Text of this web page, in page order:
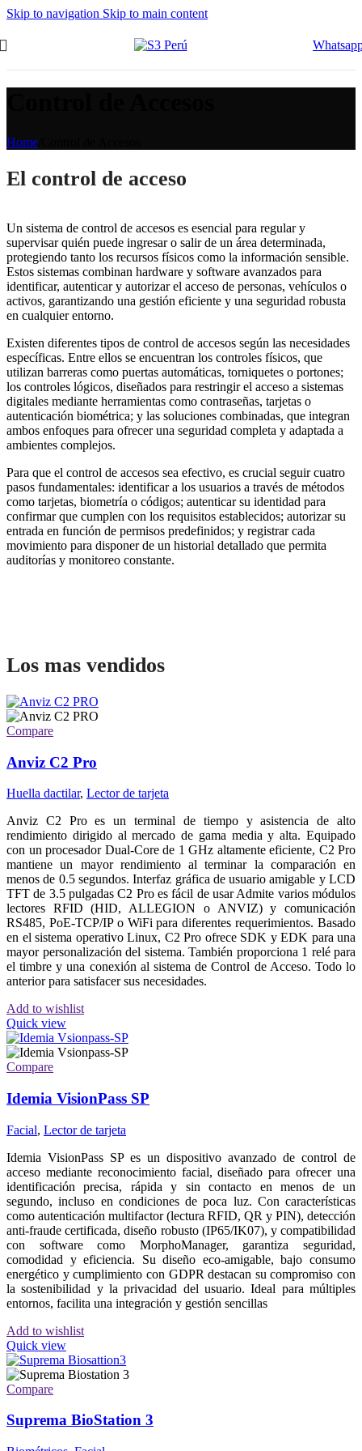
Skip to navigation Skip to main content
Home
El control de acceso
Un sistema de control de accesos es esencial para regular y
supervisar quién puede ingresar o salir de un área determinada,
protegiendo tanto los recursos físicos como la información sensible.
Estos sistemas combinan hardware y software avanzados para
identificar, autenticar y autorizar el acceso de personas, vehículos o
activos, garantizando una gestión eficiente y una seguridad robusta
en cualquier entorno.
Existen diferentes tipos de control de accesos según las necesidades
específicas. Entre ellos se encuentran los controles físicos, que
utilizan barreras como puertas automáticas, torniquetes o portones;
los controles lógicos, diseñados para restringir el acceso a sistemas
digitales mediante herramientas como contraseñas, tarjetas o
autenticación biométrica; y las soluciones combinadas, que integran
ambos enfoques para ofrecer una seguridad completa y adaptada a
ambientes complejos.
Para que el control de accesos sea efectivo, es crucial seguir cuatro
pasos fundamentales: identificar a los usuarios a través de métodos
como tarjetas, biometría o códigos; autenticar su identidad para
confirmar que cumplen con los requisitos establecidos; autorizar su
entrada en función de permisos predefinidos; y registrar cada
movimiento para disponer de un historial detallado que permita
auditorías y monitoreo constante.
Los mas vendidos
Compare
Anviz C2 Pro
Huella dactilar, Lector de tarjeta
Anviz C2 Pro es un terminal de tiempo y asistencia de alto
rendimiento dirigido al mercado de gama media y alta. Equipado
con un procesador Dual-Core de 1 GHz altamente eficiente, C2 Pro
mantiene un mayor rendimiento al terminar la comparación en
menos de 0.5 segundos. Interfaz gráfica de usuario amigable y LCD
TFT de 3.5 pulgadas C2 Pro es fácil de usar Admite varios módulos
lectores RFID (HID, ALLEGION o ANVIZ) y comunicación
RS485, PoE-TCP/IP o WiFi para diferentes requerimientos. Basado
en el sistema operativo Linux, C2 Pro ofrece SDK y EDK para una
mayor personalización del sistema. También proporciona 1 relé para
el timbre y una conexión al sistema de Control de Acceso. Todo lo
anterior para satisfacer sus necesidades.
Add to wishlist
Quick view
Compare
Idemia VisionPass SP
Facial, Lector de tarjeta
Idemia VisionPass SP es un dispositivo avanzado de control de
acceso mediante reconocimiento facial, diseñado para ofrecer una
identificación precisa, rápida y sin contacto en menos de un
segundo, incluso en condiciones de poca luz. Con características
como autenticación multifactor (lectura RFID, QR y PIN), detección
anti-fraude certificada, diseño robusto (IP65/IK07), y compatibilidad
con software como MorphoManager, garantiza seguridad,
comodidad y eficiencia. Su diseño eco-amigable, bajo consumo
energético y cumplimiento con GDPR destacan su compromiso con
la sostenibilidad y la privacidad del usuario. Ideal para múltiples
entornos, facilita una integración y gestión sencillas
Add to wishlist
Quick view
Compare
Suprema BioStation 3